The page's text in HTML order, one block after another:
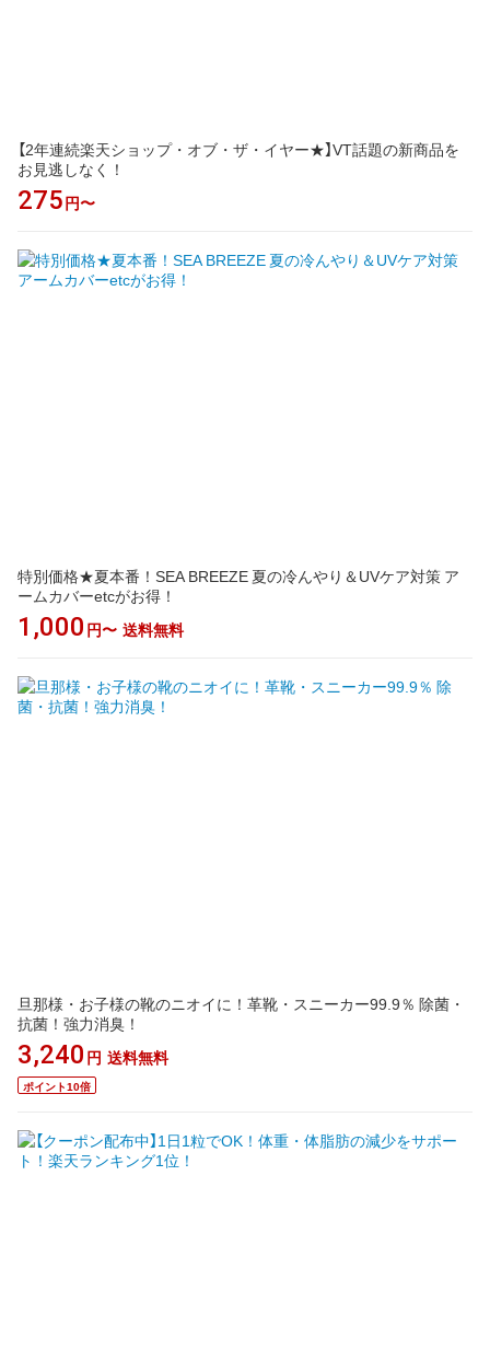
【2年連続楽天ショップ・オブ・ザ・イヤー★】VT話題の新商品を
お見逃しなく！
275 円〜
特別価格★夏本番！SEA BREEZE 夏の冷んやり＆UVケア対策 ア
ームカバーetcがお得！
1,000 円〜 送料無料
旦那様・お子様の靴のニオイに！革靴・スニーカー99.9％ 除菌・
抗菌！強力消臭！
3,240 円 送料無料
ポイント10倍